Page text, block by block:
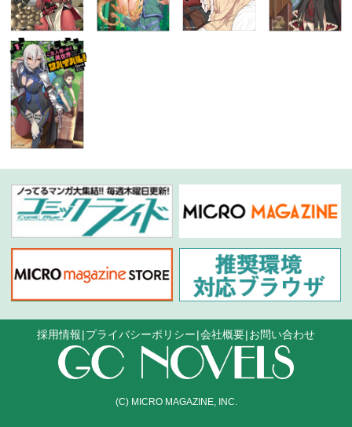
採用情報 プライバシーポリシー 会社概要 お問い合わせ
(C) MICRO MAGAZINE, INC.